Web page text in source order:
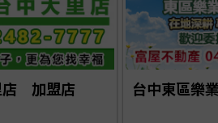
　加盟店 台中東區樂